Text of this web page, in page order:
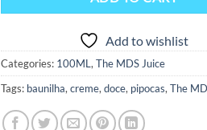
Add to wishlist
Categories: 100ML , The MDS Juice
Tags: baunilha, creme, doce, pipocas, The